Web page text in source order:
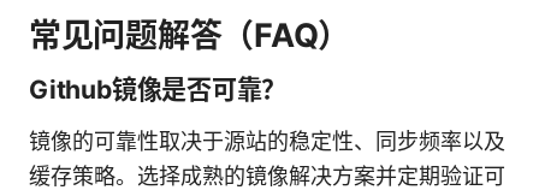
常见问题解答（FAQ）
Github镜像是否可靠？
镜像的可靠性取决于源站的稳定性、同步频率以及
缓存策略。选择成熟的镜像解决方案并定期验证可